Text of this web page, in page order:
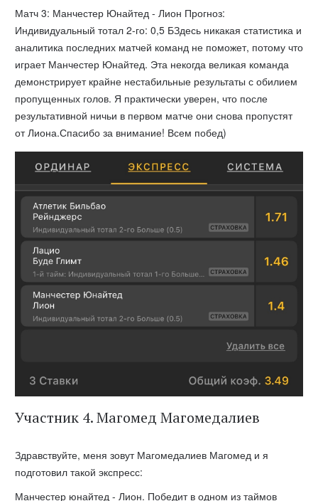
Матч 3: Манчестер Юнайтед - Лион Прогноз:
Индивидуальный тотал 2-го: 0,5 БЗдесь никакая статистика и
аналитика последних матчей команд не поможет, потому что
играет Манчестер Юнайтед. Эта некогда великая команда
демонстрирует крайне нестабильные результаты с обилием
пропущенных голов. Я практически уверен, что после
результативной ничьи в первом матче они снова пропустят
от Лиона.Спасибо за внимание! Всем побед)
Участник 4. Магомед Магомедалиев
Здравствуйте, меня зовут Магомедалиев Магомед и я
подготовил такой экспресс:
Манчестер юнайтед - Лион. Победит в одном из таймов